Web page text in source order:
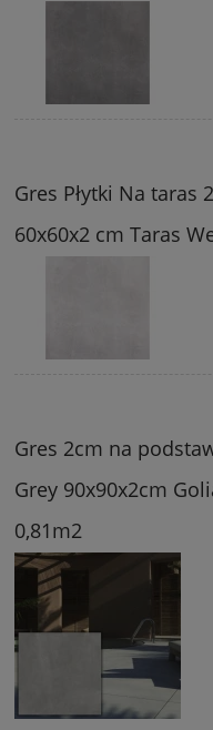
Gres Płytki Na taras
60x60x2 cm Taras
Gres 2cm na
Grey 90x90x2cm
0,81m2